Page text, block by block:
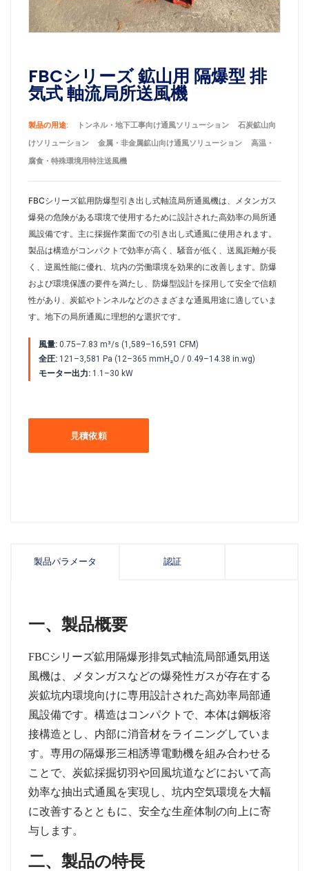
FBCシリーズ 鉱山用 隔爆型 排
気式 軸流局所送風機
製品の用途: トンネル・地下工事向け通風ソリューション
石炭鉱山向
けソリューション
金属・非金属鉱山向け通風ソリューション
高温・
腐食・特殊環境用特注送風機
FBCシリーズ鉱用防爆型引き出し式軸流局所通風機は、メタンガス
爆発の危険がある環境で使用するために設計された高効率の局所通
風設備です。主に採掘作業面での引き出し式通風に使用されます。
製品は構造がコンパクトで効率が高く、騒音が低く、送風距離が長
く、逆風性能に優れ、坑内の労働環境を効果的に改善します。防爆
および環境保護の要件を満たし、防爆型設計を採用して安全で信頼
性があり、炭鉱やトンネルなどのさまざまな通風用途に適していま
す。地下の局所通風に理想的な選択です。
風量: 0.75–7.83 m³/s (1,589–16,591 CFM)
全圧: 121–3,581 Pa (12–365 mmH₂O / 0.49–14.38 in.wg)
モーター出力: 1.1–30 kW
見積依頼
製品パラメータ 認証
一、製品概要
FBCシリーズ鉱用隔爆形排気式軸流局部通気用送
風機は、メタンガスなどの爆発性ガスが存在する
炭鉱坑内環境向けに専用設計された高効率局部通
風設備です。構造はコンパクトで、本体は鋼板溶
接構造とし、内部に消音材をライニングしていま
す。専用の隔爆形三相誘導電動機を組み合わせる
ことで、炭鉱採掘切羽や回風坑道などにおいて高
効率な抽出式通風を実現し、坑内空気環境を大幅
に改善するとともに、安全な生産体制の向上に寄
与します。
二、製品の特長